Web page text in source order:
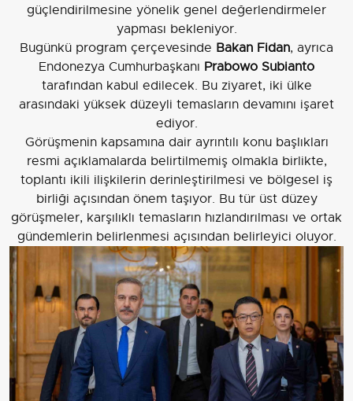
güçlendirilmesine yönelik genel değerlendirmeler
yapması bekleniyor.
Bugünkü program çerçevesinde Bakan Fidan, ayrıca
Endonezya Cumhurbaşkanı Prabowo Subianto
tarafından kabul edilecek. Bu ziyaret, iki ülke
arasındaki yüksek düzeyli temasların devamını işaret
ediyor.
Görüşmenin kapsamına dair ayrıntılı konu başlıkları
resmi açıklamalarda belirtilmemiş olmakla birlikte,
toplantı ikili ilişkilerin derinleştirilmesi ve bölgesel iş
birliği açısından önem taşıyor. Bu tür üst düzey
görüşmeler, karşılıklı temasların hızlandırılması ve ortak
gündemlerin belirlenmesi açısından belirleyici oluyor.